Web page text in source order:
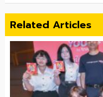
Related Articles